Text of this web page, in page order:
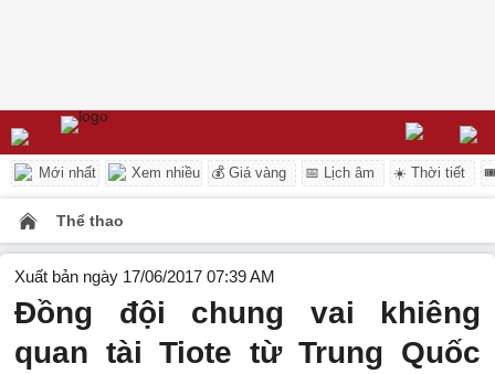
Mới nhất Xem nhiều 💰 Giá vàng 📅 Lịch âm ☀️ Thời tiết
Thể thao
Xuất bản ngày 17/06/2017 07:39 AM
Đồng đội chung vai khiêng
quan tài Tiote từ Trung Quốc